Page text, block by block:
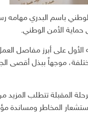
باسم البدري مهامه
حماية الأمن الوطني.
على أبرز مفاصل
موجهاً ببذل أقصى
المقبلة تتطلب
المخاطر ومساندة